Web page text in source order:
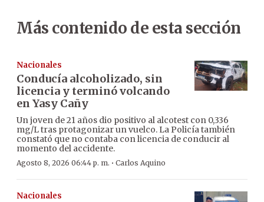
Más contenido de esta sección
Nacionales
Conducía alcoholizado, sin
licencia y terminó volcando
en Yasy Cañy
Un joven de 21 años dio positivo al alcotest con 0,336
mg/L tras protagonizar un vuelco. La Policía también
constató que no contaba con licencia de conducir al
momento del accidente.
Agosto 8, 2026 06:44 p. m. · Carlos Aquino
Nacionales